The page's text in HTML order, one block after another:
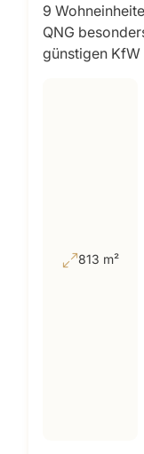
9
QNG
günstigen
813 m²